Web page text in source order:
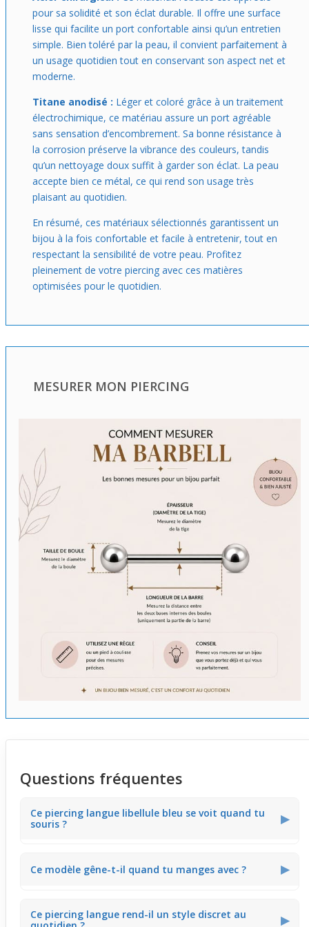
pour sa solidité et son éclat durable. Il offre une surface
lisse qui facilite un port confortable ainsi qu’un entretien
simple. Bien toléré par la peau, il convient parfaitement à
un usage quotidien tout en conservant son aspect net et
moderne.
Titane anodisé : Léger et coloré grâce à un traitement
électrochimique, ce matériau assure un port agréable
sans sensation d’encombrement. Sa bonne résistance à
la corrosion préserve la vibrance des couleurs, tandis
qu’un nettoyage doux suffit à garder son éclat. La peau
accepte bien ce métal, ce qui rend son usage très
plaisant au quotidien.
En résumé, ces matériaux sélectionnés garantissent un
bijou à la fois confortable et facile à entretenir, tout en
respectant la sensibilité de votre peau. Profitez
pleinement de votre piercing avec ces matières
optimisées pour le quotidien.
MESURER MON PIERCING
Questions fréquentes
Ce piercing langue libellule bleu se voit quand tu
souris ?
▶
ou ouvres la bouche. Au repos, il reste plutôt discret en
Ce modèle gêne-t-il quand tu manges avec ? ▶
pendant les repas. Tu peux manger normalement,
Ce piercing langue rend-il un style discret au
▶